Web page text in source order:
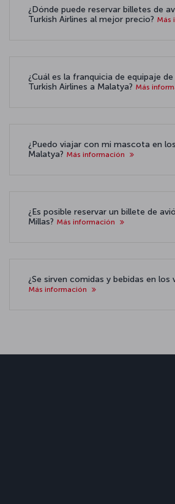
¿Dónde puede reservar billetes de
Turkish Airlines al mejor precio? Más
¿Cuál es la franquicia de equipaje
Turkish Airlines a Malatya? Más
¿Puedo viajar con mi mascota en
Malatya? Más información
¿Es posible reservar un billete de
Millas? Más información
¿Se sirven comidas y bebidas en los
Más información